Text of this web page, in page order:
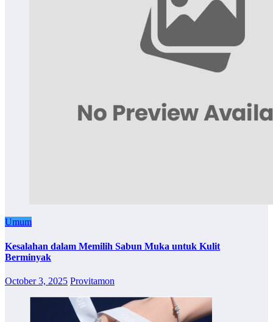
Umum
Kesalahan dalam Memilih Sabun Muka untuk Kulit
Berminyak
October 3, 2025 Provitamon